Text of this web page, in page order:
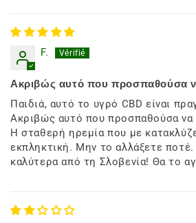
F.
Ακριβώς αυτό που προσπαθούσα
Παιδιά, αυτό το υγρό CBD είναι
Ακριβώς αυτό που προσπαθούσα να
Η σταθερή ηρεμία που με
εκπληκτική. Μην το αλλάξετε ποτέ.
καλύτερα από τη Σλοβενία! Θα το